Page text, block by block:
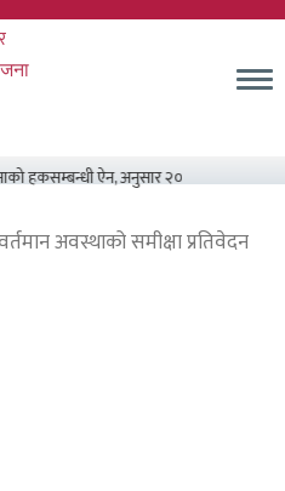
हकसम्बन्धी ऐन, अनुसार २०८३ असार मसान्त
अवस्थाको समीक्षा प्रतिवेदन